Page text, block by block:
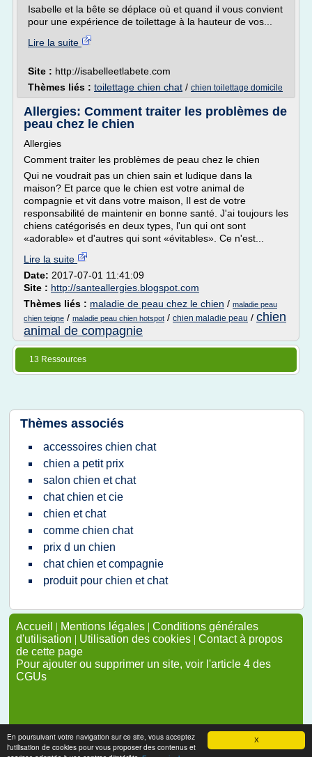
X
En poursuivant votre navigation sur ce site, vous acceptez
l'utilisation de cookies pour vous proposer des contenus et
Isabelle et la bête se déplace où et quand il vous convient
pour une expérience de toilettage à la hauteur de vos...
Lire la suite
Site : http://isabelleetlabete.com
Thèmes liés : toilettage chien chat / chien toilettage domicile
Allergies: Comment traiter les problèmes de
peau chez le chien
Allergies
Comment traiter les problèmes de peau chez le chien
Qui ne voudrait pas un chien sain et ludique dans la
maison? Et parce que le chien est votre animal de
compagnie et vit dans votre maison, Il est de votre
responsabilité de maintenir en bonne santé. J'ai toujours les
chiens catégorisés en deux types, l'un qui ont sont
«adorable» et d'autres qui sont «évitables». Ce n'est...
Lire la suite
Date: 2017-07-01 11:41:09
Site : http://santeallergies.blogspot.com
Thèmes liés : maladie de peau chez le chien / maladie peau
chien teigne / maladie peau chien hotspot / chien maladie peau / chien
animal de compagnie
13 Ressources
Thèmes associés
accessoires chien chat
chien a petit prix
salon chien et chat
chat chien et cie
chien et chat
comme chien chat
prix d un chien
chat chien et compagnie
produit pour chien et chat
Accueil | Mentions légales | Conditions générales
d'utilisation | Utilisation des cookies | Contact à propos
de cette page
Pour ajouter ou supprimer un site, voir l'article 4 des
CGUs